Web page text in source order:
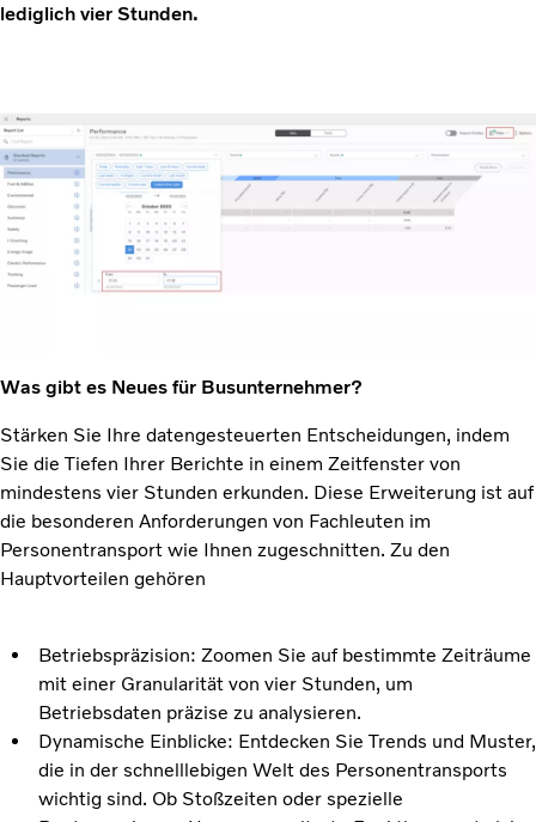
lediglich vier Stunden.
Was gibt es Neues für Busunternehmer?
Stärken Sie Ihre datengesteuerten Entscheidungen, indem
Sie die Tiefen Ihrer Berichte in einem Zeitfenster von
mindestens vier Stunden erkunden. Diese Erweiterung ist auf
die besonderen Anforderungen von Fachleuten im
Personentransport wie Ihnen zugeschnitten. Zu den
Hauptvorteilen gehören
Betriebspräzision: Zoomen Sie auf bestimmte Zeiträume
mit einer Granularität von vier Stunden, um
Betriebsdaten präzise zu analysieren.
Dynamische Einblicke: Entdecken Sie Trends und Muster,
die in der schnelllebigen Welt des Personentransports
wichtig sind. Ob Stoßzeiten oder spezielle